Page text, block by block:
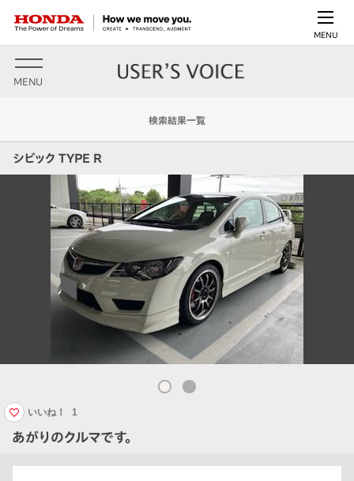
MENU
MENU
検索結果一覧
シビック TYPE R
あがりのクルマです。
いいね！ 1